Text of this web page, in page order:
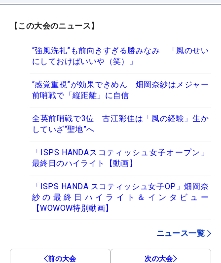
【この大会のニュース】
“強風洗礼”も前向きすぎる勝みなみ 「風のせい
にしておけばいいや（笑）」
“感覚重視”が効果できめん 畑岡奈紗はメジャー
前哨戦で「縦距離」に自信
全英前哨戦で3位 古江彩佳は「風の経験」生か
していざ“聖地”へ
「ISPS HANDAスコティッシュ女子オープン」
最終日のハイライト【動画】
「ISPS HANDA スコティッシュ女子OP」畑岡奈
紗の最終日ハイライト＆インタビュー
【WOWOW特別動画】
ニュース一覧
前の大会 次の大会